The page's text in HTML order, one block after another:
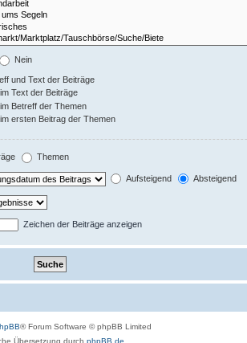
Nein
und Text der Beiträge
Text der Beiträge
Betreff der Themen
ersten Beitrag der Themen
Themen
Aufsteigend Absteigend
Zeichen der Beiträge anzeigen
® Forum Software © phpBB Limited
Übersetzung durch phpBB.de